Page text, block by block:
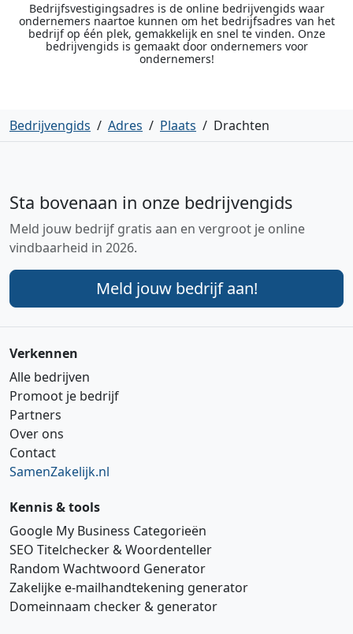
Bedrijfsvestigingsadres is de online bedrijvengids waar
ondernemers naartoe kunnen om het bedrijfsadres van het
bedrijf op één plek, gemakkelijk en snel te vinden. Onze
bedrijvengids is gemaakt door ondernemers voor
ondernemers!
Bedrijvengids / Adres / Plaats / Drachten
Sta bovenaan in onze bedrijvengids
Meld jouw bedrijf gratis aan en vergroot je online
vindbaarheid in 2026.
Meld jouw bedrijf aan!
Verkennen
Alle bedrijven
Promoot je bedrijf
Partners
Over ons
Contact
SamenZakelijk.nl
Kennis & tools
Google My Business Categorieën
SEO Titelchecker & Woordenteller
Random Wachtwoord Generator
Zakelijke e‑mailhandtekening generator
Domeinnaam checker & generator